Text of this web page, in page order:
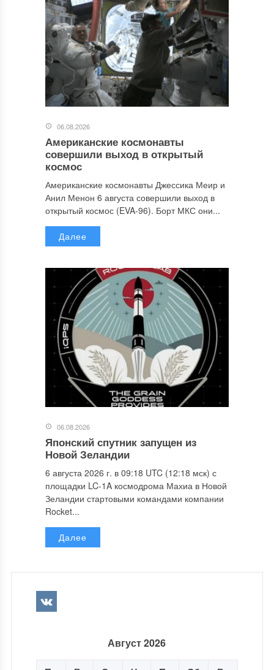
06.08.2026
Американские космонавты
совершили выход в открытый
космос
Американские космонавты Джессика Меир и
Анил Менон 6 августа совершили выход в
открытый космос (EVA-96). Борт МКС они...
Далее
06.08.2026
Японский спутник запущен из
Новой Зеландии
6 августа 2026 г. в 09:18 UTC (12:18 мск) с
площадки LC-1A космодрома Махиа в Новой
Зеландии стартовыми командами компании
Rocket...
Далее
Август 2026